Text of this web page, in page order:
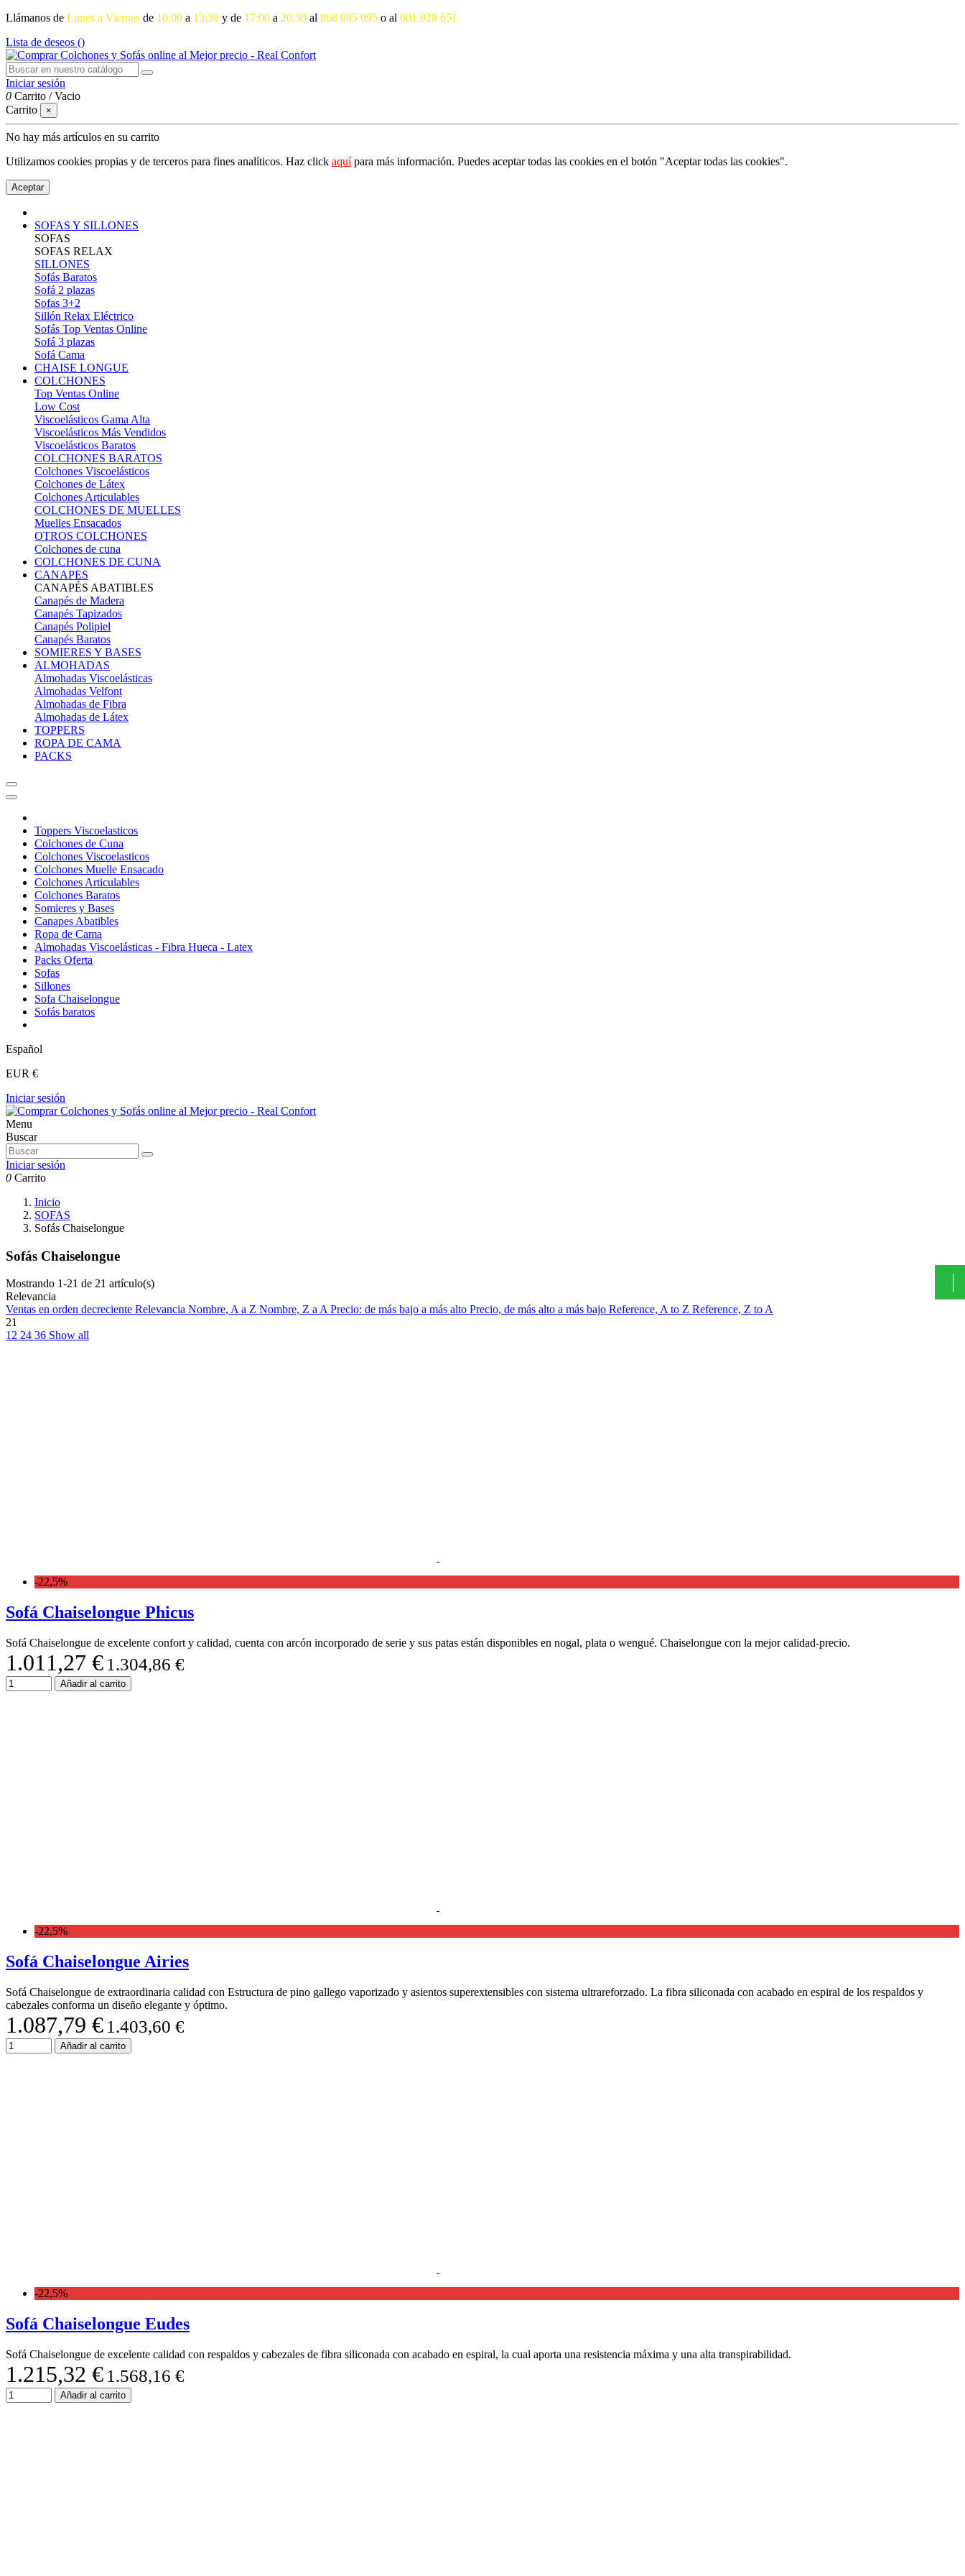
Llámanos de Lunes a Viernes de 10:00 a 13:30 y de 17:00 a 20:30 al 868 085 095 o al 601 928 651
Lista de deseos ()
Iniciar sesión
0 Carrito /Vacio
Carrito
×
No hay más artículos en su carrito
Utilizamos cookies propias y de terceros para fines analíticos. Haz click aquípara más información. Puedes aceptar todas las cookies en el botón "Aceptar todas las cookies".
Aceptar
SOFAS Y SILLONES
SOFAS
SOFAS RELAX
SILLONES
Sofás Baratos
Sofá 2 plazas
Sofas 3+2
Sillón Relax Eléctrico
Sofás Top Ventas Online
Sofá 3 plazas
Sofá Cama
CHAISE LONGUE
COLCHONES
Top Ventas Online
Low Cost
Viscoelásticos Gama Alta
Viscoelásticos Más Vendidos
Viscoelásticos Baratos
COLCHONES BARATOS
Colchones Viscoelásticos
Colchones de Látex
Colchones Articulables
COLCHONES DE MUELLES
Muelles Ensacados
OTROS COLCHONES
Colchones de cuna
COLCHONES DE CUNA
CANAPES
CANAPÉS ABATIBLES
Canapés de Madera
Canapés Tapizados
Canapés Polipiel
Canapés Baratos
SOMIERES Y BASES
ALMOHADAS
Almohadas Viscoelásticas
Almohadas Velfont
Almohadas de Fibra
Almohadas de Látex
TOPPERS
ROPA DE CAMA
PACKS
Toppers Viscoelasticos
Colchones de Cuna
Colchones Viscoelasticos
Colchones Muelle Ensacado
Colchones Articulables
Colchones Baratos
Somieres y Bases
Canapes Abatibles
Ropa de Cama
Almohadas Viscoelásticas - Fibra Hueca - Latex
Packs Oferta
Sofas
Sillones
Sofa Chaiselongue
Sofás baratos
Español
EUR €
Iniciar sesión
Menu
Buscar
Iniciar sesión
0 Carrito
Inicio
SOFAS
Sofás Chaiselongue
Sofás Chaiselongue
Mostrando 1-21 de 21 artículo(s)
Relevancia
Ventas en orden decreciente Relevancia Nombre, A a Z Nombre, Z a APrecio: de más bajo a más alto Precio, de más alto a más bajo Reference, A to Z Reference, Z to A
21
12 24 36 Show all
-22,5%
Sofá Chaiselongue Phicus
Sofá Chaiselongue de excelente confort y calidad, cuenta con arcón incorporado de serie y sus patas están disponibles en nogal, plata o wengué. Chaiselongue con la mejor calidad-precio.
1.011,27 € 1.304,86 €
Añadir al carrito
-22,5%
Sofá Chaiselongue Airies
Sofá Chaiselongue de extraordinaria calidad con Estructura de pino gallego vaporizado y asientos superextensibles con sistema ultrareforzado. La fibra siliconada con acabado en espiral de los respaldos y
cabezales conforma un diseño elegante y óptimo.
1.087,79 € 1.403,60 €
Añadir al carrito
-22,5%
Sofá Chaiselongue Eudes
Sofá Chaiselongue de excelente calidad con respaldos y cabezales de fibra siliconada con acabado en espiral, la cual aporta una resistencia máxima y una alta transpirabilidad.
1.215,32 € 1.568,16 €
Añadir al carrito